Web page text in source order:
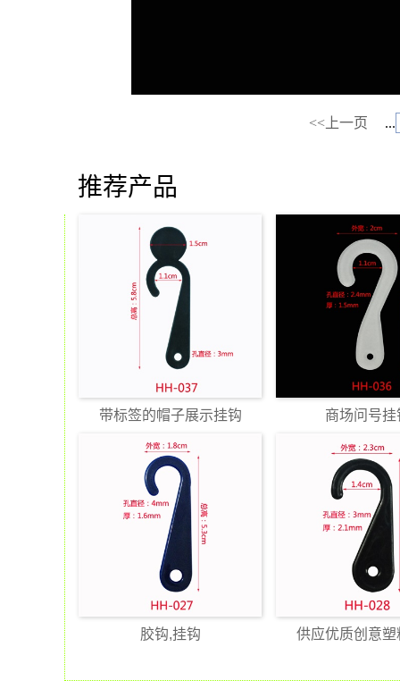
<<上一页 ...
推荐产品
带标签的帽子展示挂钩 商场问号挂
胶钩,挂钩 供应优质创意塑